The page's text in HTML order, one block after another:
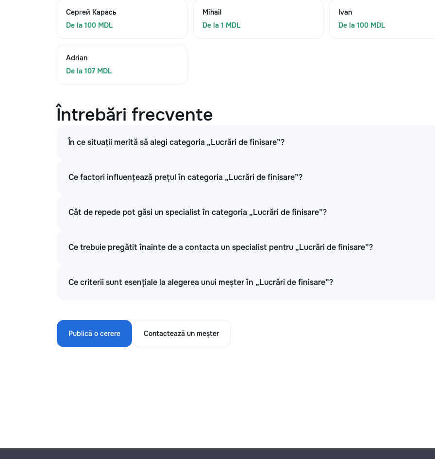
Сергей Карась
De la 100 MDL
Mihail
De la 1 MDL
Ivan
De la 100 MDL
Adrian
De la 107 MDL
Întrebări frecvente
În ce situații merită să alegi categoria „Lucrări de finisare”?
Ce factori influențează prețul în categoria „Lucrări de finisare”?
Cât de repede pot găsi un specialist în categoria „Lucrări de finisare”?
Ce trebuie pregătit înainte de a contacta un specialist pentru „Lucrări de finisare”?
Ce criterii sunt esențiale la alegerea unui meșter în „Lucrări de finisare”?
Publică o cerere Contactează un meșter